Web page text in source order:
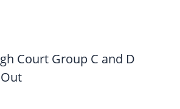
Court Group C and D